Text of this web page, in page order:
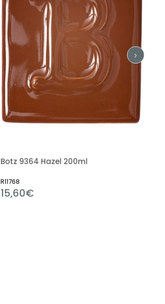
Botz 9364 Hazel 200ml
R11768
15,60€